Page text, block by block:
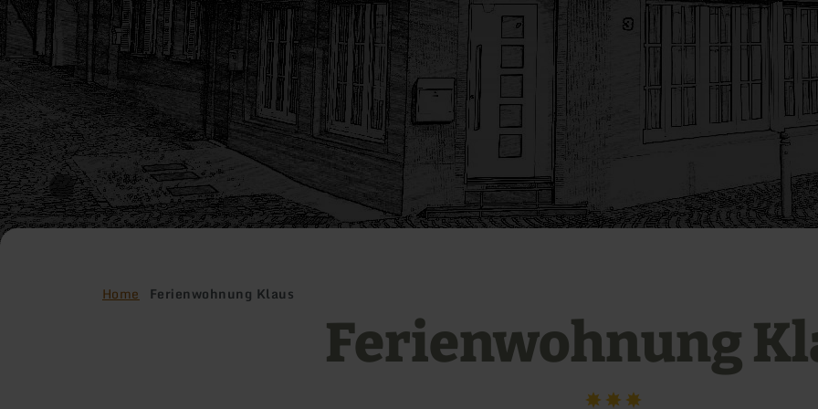
Home Ferienwohnung Klaus
Ferienwohnung